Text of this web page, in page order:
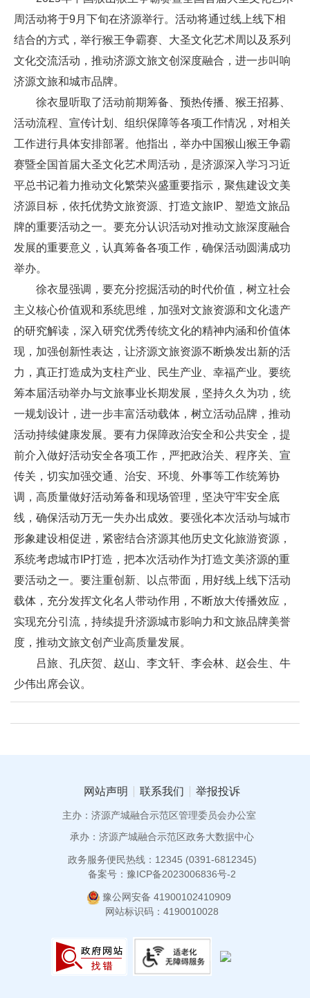
周活动将于9月下旬在济源举行。活动将通过线上线下相
结合的方式，举行猴王争霸赛、大圣文化艺术周以及系列
文化交流活动，推动济源文旅文创深度融合，进一步叫响
济源文旅和城市品牌。
徐衣显听取了活动前期筹备、预热传播、猴王招募、
活动流程、宣传计划、组织保障等各项工作情况，对相关
工作进行具体安排部署。他指出，举办中国猴山猴王争霸
赛暨全国首届大圣文化艺术周活动，是济源深入学习习近
平总书记着力推动文化繁荣兴盛重要指示，聚焦建设文美
济源目标，依托优势文旅资源、打造文旅IP、塑造文旅品
牌的重要活动之一。要充分认识活动对推动文旅深度融合
发展的重要意义，认真筹备各项工作，确保活动圆满成功
举办。
徐衣显强调，要充分挖掘活动的时代价值，树立社会
主义核心价值观和系统思维，加强对文旅资源和文化遗产
的研究解读，深入研究优秀传统文化的精神内涵和价值体
现，加强创新性表达，让济源文旅资源不断焕发出新的活
力，真正打造成为支柱产业、民生产业、幸福产业。要统
筹本届活动举办与文旅事业长期发展，坚持久久为功，统
一规划设计，进一步丰富活动载体，树立活动品牌，推动
活动持续健康发展。要有力保障政治安全和公共安全，提
前介入做好活动安全各项工作，严把政治关、程序关、宣
传关，切实加强交通、治安、环境、外事等工作统筹协
调，高质量做好活动筹备和现场管理，坚决守牢安全底
线，确保活动万无一失办出成效。要强化本次活动与城市
形象建设相促进，紧密结合济源其他历史文化旅游资源，
系统考虑城市IP打造，把本次活动作为打造文美济源的重
要活动之一。要注重创新、以点带面，用好线上线下活动
载体，充分发挥文化名人带动作用，不断放大传播效应，
实现充分引流，持续提升济源城市影响力和文旅品牌美誉
度，推动文旅文创产业高质量发展。
吕旅、孔庆贺、赵山、李文轩、李会林、赵会生、牛
少伟出席会议。
网站声明 联系我们 举报投诉
主办：济源产城融合示范区管理委员会办公室
承办：济源产城融合示范区政务大数据中心
政务服务便民热线：12345 (0391-6812345)
备案号：豫ICP备2023006836号-2
豫公网安备 41900102410909
网站标识码：4190010028